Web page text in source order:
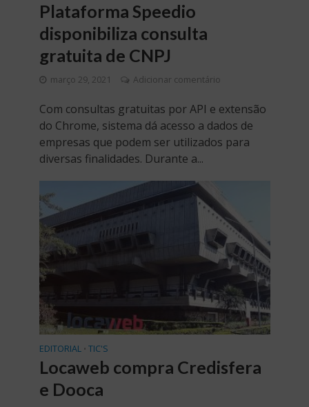
Plataforma Speedio
disponibiliza consulta
gratuita de CNPJ
março 29, 2021 Adicionar comentário
Com consultas gratuitas por API e extensão
do Chrome, sistema dá acesso a dados de
empresas que podem ser utilizados para
diversas finalidades. Durante a...
EDITORIAL • TIC'S
Locaweb compra Credisfera
e Dooca